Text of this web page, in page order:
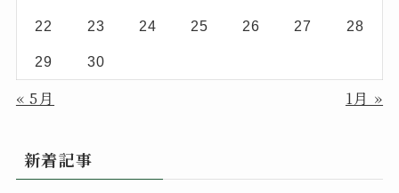
22 23 24 25 26 27 28
29 30
« 5月 1月 »
新着記事